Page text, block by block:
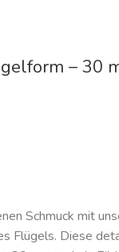
– 30
Schmuck mit
Flügels. Diese